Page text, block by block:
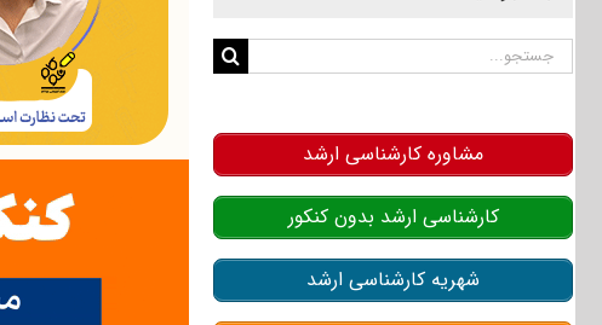
جستجو
مشاوره کارشناسی ارشد
کارشناسی ارشد بدون کنکور
شهریه کارشناسی ارشد